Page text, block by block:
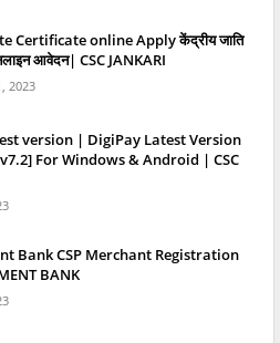
Certificate online Apply केंद्रीय जाति
आवेदन| CSC JANKARI
2023
version | DigiPay Latest Version
For Windows & Android | CSC
Bank CSP Merchant Registration
BANK